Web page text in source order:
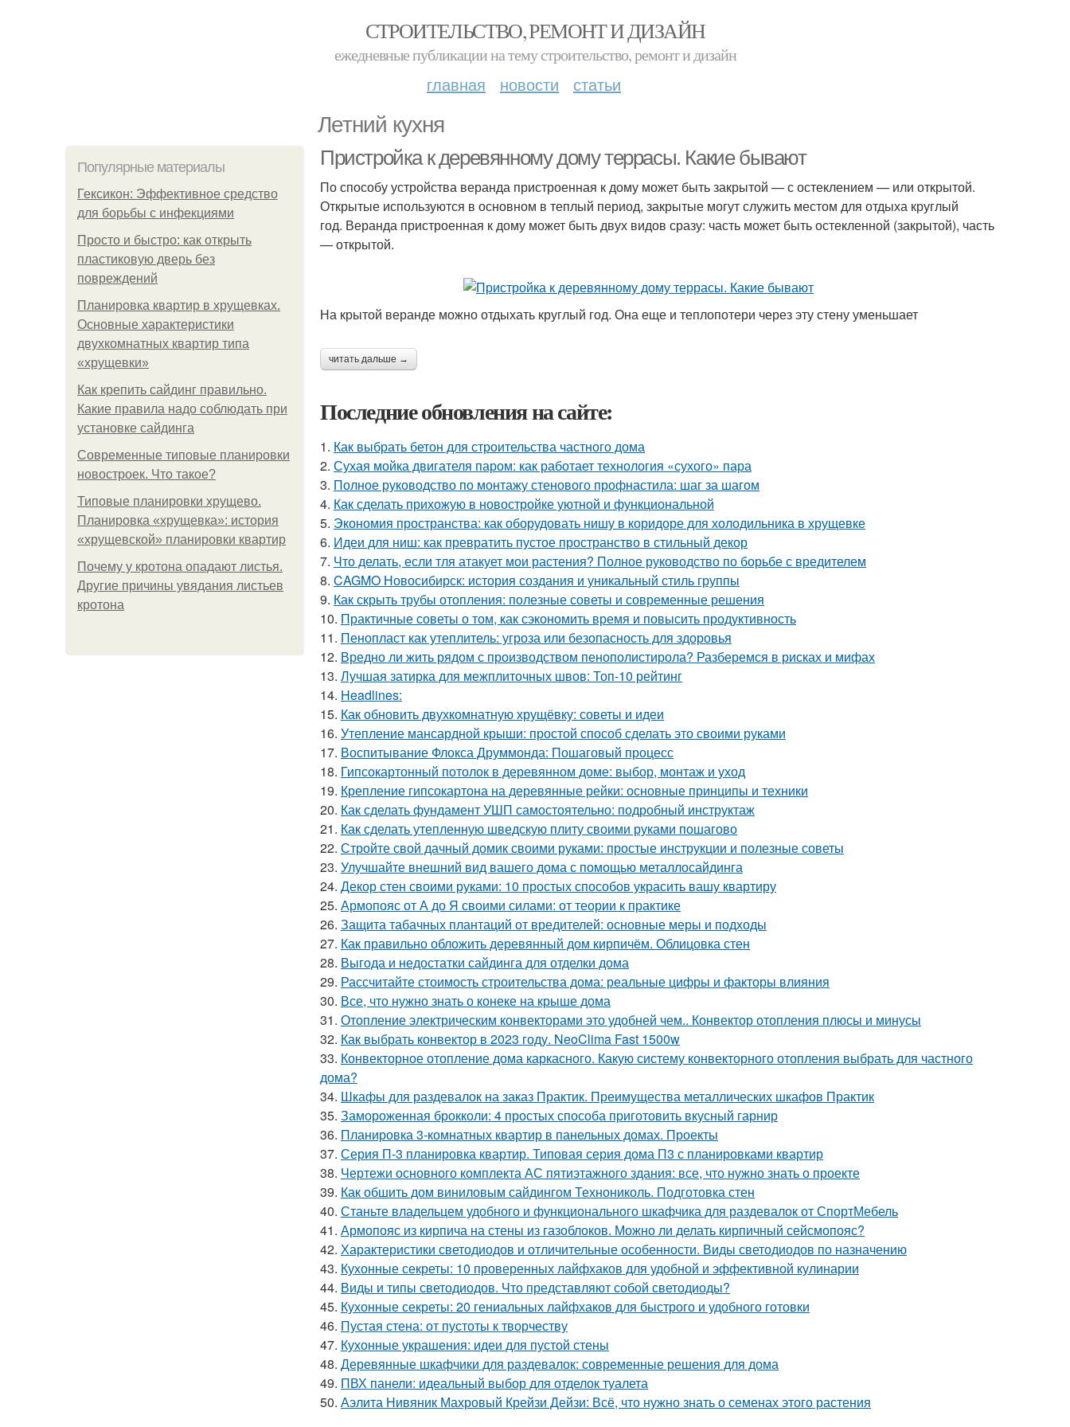
СТРОИТЕЛЬСТВО, РЕМОНТ И ДИЗАЙН
ежедневные публикации на тему строительство, ремонт и дизайн
главная новости статьи
Летний кухня
Популярные материалы
Гексикон: Эффективное средство
для борьбы с инфекциями
Просто и быстро: как открыть
пластиковую дверь без
повреждений
Планировка квартир в хрущевках.
Основные характеристики
двухкомнатных квартир типа
«хрущевки»
Как крепить сайдинг правильно.
Какие правила надо соблюдать при
установке сайдинга
Современные типовые планировки
новостроек. Что такое?
Типовые планировки хрущево.
Планировка «хрущевка»: история
«хрущевской» планировки квартир
Почему у кротона опадают листья.
Другие причины увядания листьев
кротона
Пристройка к деревянному дому террасы. Какие бывают
По способу устройства веранда пристроенная к дому может быть закрытой — с остеклением — или открытой.
Открытые используются в основном в теплый период, закрытые могут служить местом для отдыха круглый
год. Веранда пристроенная к дому может быть двух видов сразу: часть может быть остекленной (закрытой), часть
— открытой.
На крытой веранде можно отдыхать круглый год. Она еще и теплопотери через эту стену уменьшает
читать дальше →
Последние обновления на сайте:
1. Как выбрать бетон для строительства частного дома
2. Сухая мойка двигателя паром: как работает технология «сухого» пара
3. Полное руководство по монтажу стенового профнастила: шаг за шагом
4. Как сделать прихожую в новостройке уютной и функциональной
5. Экономия пространства: как оборудовать нишу в коридоре для холодильника в хрущевке
6. Идеи для ниш: как превратить пустое пространство в стильный декор
7. Что делать, если тля атакует мои растения? Полное руководство по борьбе с вредителем
8. CAGMO Новосибирск: история создания и уникальный стиль группы
9. Как скрыть трубы отопления: полезные советы и современные решения
10. Практичные советы о том, как сэкономить время и повысить продуктивность
11. Пенопласт как утеплитель: угроза или безопасность для здоровья
12. Вредно ли жить рядом с производством пенополистирола? Разберемся в рисках и мифах
13. Лучшая затирка для межплиточных швов: Топ-10 рейтинг
14. Headlines:
15. Как обновить двухкомнатную хрущёвку: советы и идеи
16. Утепление мансардной крыши: простой способ сделать это своими руками
17. Воспитывание Флокса Друммонда: Пошаговый процесс
18. Гипсокартонный потолок в деревянном доме: выбор, монтаж и уход
19. Крепление гипсокартона на деревянные рейки: основные принципы и техники
20. Как сделать фундамент УШП самостоятельно: подробный инструктаж
21. Как сделать утепленную шведскую плиту своими руками пошагово
22. Стройте свой дачный домик своими руками: простые инструкции и полезные советы
23. Улучшайте внешний вид вашего дома с помощью металлосайдинга
24. Декор стен своими руками: 10 простых способов украсить вашу квартиру
25. Армопояс от А до Я своими силами: от теории к практике
26. Защита табачных плантаций от вредителей: основные меры и подходы
27. Как правильно обложить деревянный дом кирпичём. Облицовка стен
28. Выгода и недостатки сайдинга для отделки дома
29. Рассчитайте стоимость строительства дома: реальные цифры и факторы влияния
30. Все, что нужно знать о конеке на крыше дома
31. Отопление электрическим конвекторами это удобней чем.. Конвектор отопления плюсы и минусы
32. Как выбрать конвектор в 2023 году. NeoClima Fast 1500w
33. Конвекторное отопление дома каркасного. Какую систему конвекторного отопления выбрать для частного
дома?
34. Шкафы для раздевалок на заказ Практик. Преимущества металлических шкафов Практик
35. Замороженная брокколи: 4 простых способа приготовить вкусный гарнир
36. Планировка 3-комнатных квартир в панельных домах. Проекты
37. Серия П-3 планировка квартир. Типовая серия дома П3 с планировками квартир
38. Чертежи основного комплекта АС пятиэтажного здания: все, что нужно знать о проекте
39. Как обшить дом виниловым сайдингом Технониколь. Подготовка стен
40. Станьте владельцем удобного и функционального шкафчика для раздевалок от СпортМебель
41. Армопояс из кирпича на стены из газоблоков. Можно ли делать кирпичный сейсмопояс?
42. Характеристики светодиодов и отличительные особенности. Виды светодиодов по назначению
43. Кухонные секреты: 10 проверенных лайфхаков для удобной и эффективной кулинарии
44. Виды и типы светодиодов. Что представляют собой светодиоды?
45. Кухонные секреты: 20 гениальных лайфхаков для быстрого и удобного готовки
46. Пустая стена: от пустоты к творчеству
47. Кухонные украшения: идеи для пустой стены
48. Деревянные шкафчики для раздевалок: современные решения для дома
49. ПВХ панели: идеальный выбор для отделок туалета
50. Аэлита Нивяник Махровый Крейзи Дейзи: Всё, что нужно знать о семенах этого растения